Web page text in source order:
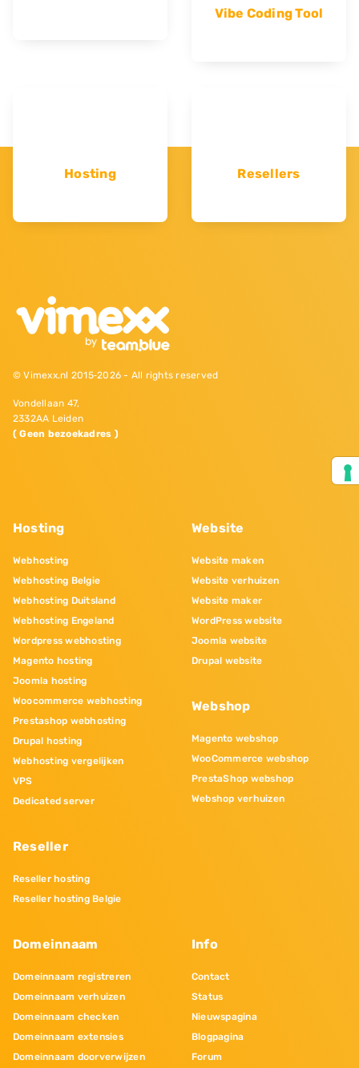
Vibe Coding Tool
Hosting Resellers
© Vimexx.nl 2015‐2026 - All rights reserved
Vondellaan 47,
2332AA Leiden
( Geen bezoekadres )
Hosting
Webhosting
Webhosting Belgie
Webhosting Duitsland
Webhosting Engeland
Wordpress webhosting
Magento hosting
Joomla hosting
Woocommerce webhosting
Prestashop webhosting
Drupal hosting
Webhosting vergelijken
VPS
Dedicated server
Reseller
Reseller hosting
Reseller hosting Belgie
Website
Website maken
Website verhuizen
Website maker
WordPress website
Joomla website
Drupal website
Webshop
Magento webshop
WooCommerce webshop
PrestaShop webshop
Webshop verhuizen
Domeinnaam
Domeinnaam registreren
Domeinnaam verhuizen
Domeinnaam checken
Domeinnaam extensies
Domeinnaam doorverwijzen
Info
Contact
Status
Nieuwspagina
Blogpagina
Forum